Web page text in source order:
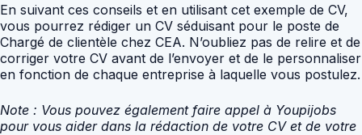
En suivant ces conseils et en utilisant cet exemple de CV,
vous pourrez rédiger un CV séduisant pour le poste de
Chargé de clientèle chez CEA. N’oubliez pas de relire et de
corriger votre CV avant de l’envoyer et de le personnaliser
en fonction de chaque entreprise à laquelle vous postulez.
Note : Vous pouvez également faire appel à Youpijobs
pour vous aider dans la rédaction de votre CV et de votre